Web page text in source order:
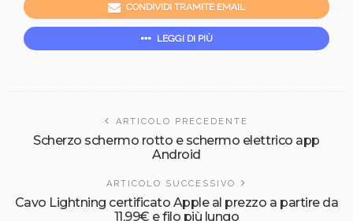
CONDIVIDI TRAMITE EMAIL
LEGGI DI PIÙ
ARTICOLO PRECEDENTE
Scherzo schermo rotto e schermo elettrico app
Android
ARTICOLO SUCCESSIVO
Cavo Lightning certificato Apple al prezzo a partire da
11,99€ e filo più lungo